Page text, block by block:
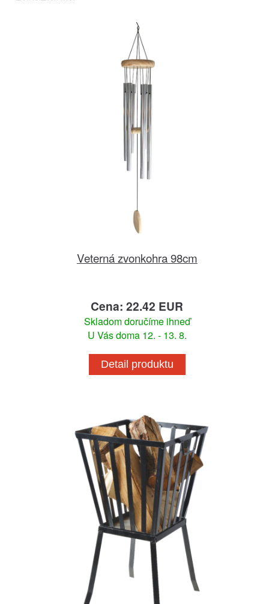
Veterná zvonkohra 98cm
Cena: 22.42 EUR
Skladom doručíme ihneď
U Vás doma 12. - 13. 8.
Detail produktu